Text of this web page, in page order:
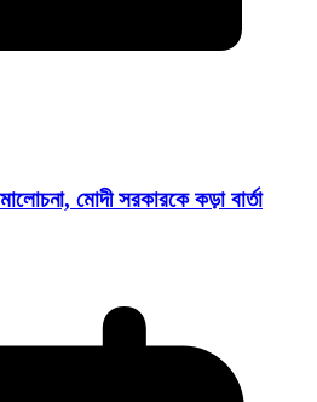
মোদী সরকারকে কড়া বার্তা